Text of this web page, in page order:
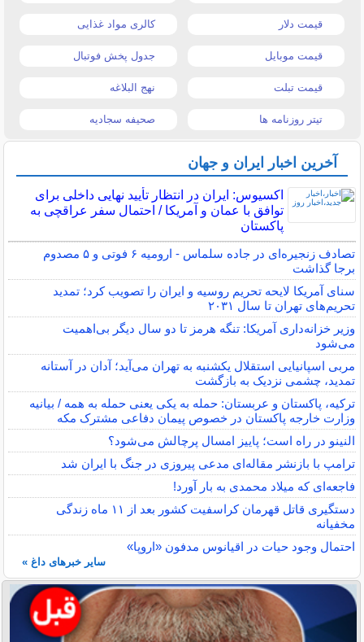
قیمت دلار کالری مواد غذایی
قیمت موبایل جدول پخش فوتبال
قیمت تبلت نهج البلاغه
تیتر روزنامه ها صحیفه سجادیه
آخرین اخبار ایران و جهان
اکسیوس: ایران در انتظار تأیید نهایی داخلی برای
توافق با عمان و آمریکا / احتمال سفر عراقچی به
پاکستان
تصادف زنجیره‌ای در جاده سلماس - ارومیه ۶ فوتی و ۵ مصدوم
برجا گذاشت
سنای آمریکا لایحه تحریم روسیه و ایران را تصویب کرد؛ تمدید
تحریم‌های تهران تا سال ۲۰۳۱
وزیر خزانه‌داری آمریکا: تنگه هرمز تا دو سال دیگر بی‌اهمیت
می‌شود
مربی اسپانیایی استقلال یکشنبه به تهران می‌آید؛ آدان در آستانه
تمدید، چشمی نزدیک به بازگشت
ترکیه، پاکستان و عربستان: حمله به یکی یعنی حمله به همه / بیانیه
وزارت خارجه پاکستان در خصوص پیمان دفاعی مشترک مکه
النینو در راه است؛ پاییز امسال پرچالش می‌شود؟
ترامپ با بازنشر مقاله‌ای مدعی پیروزی در جنگ با ایران شد
فاجعه‌ای که میلاد محمدی به بار آورد!
دستگیری قاتل قهرمان کراسفیت کشور بعد از ۱۱ ماه زندگی
مخفیانه
احتمال وجود حیات در اقیانوس مدفون «اروپا»
سایر خبرهای داغ »